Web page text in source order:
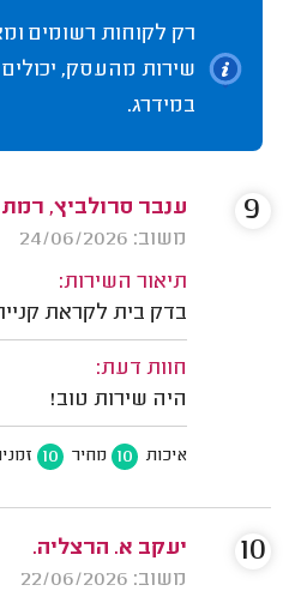
רק לקוחות רשומים
שירות מהעסק,
במידרג.
ענבר סרולביץ, רמת
משוב: 24/06/2026
תיאור השירות:
בדק בית לקראת
חוות דעת:
היה שירות טוב!
איכות 10 מחיר 10
9
יעקב א. הרצליה.
משוב: 22/06/2026
10